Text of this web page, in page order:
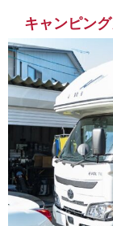
キャンピン